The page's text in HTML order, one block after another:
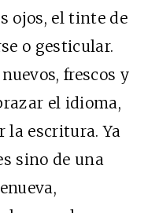
ojos, el tinte de
o gesticular.
frescos y
el idioma,
escritura. Ya
sino de una